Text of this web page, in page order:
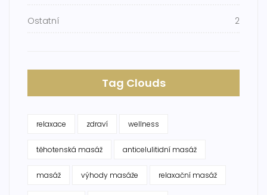
Ostatní 2
Tag Clouds
relaxace zdraví wellness
těhotenská masáž anticelulitidní masáž
masáž výhody masáže relaxační masáž